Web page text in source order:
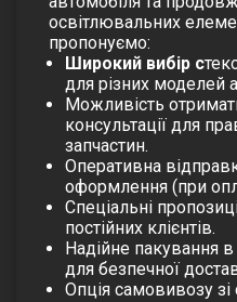
освітлювальних
пропонуємо:
Широкий вибір с
для різних моделей
Можливість
консультації для
запчастин.
Оперативна
оформлення (при
Спеціальні
постійних клієнтів.
Надійне пакування
для безпечної
Опція самовивозу зі